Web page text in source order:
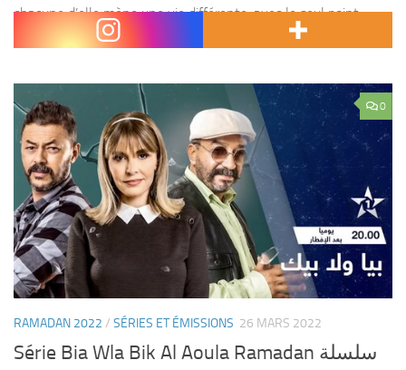
chacune d’elle mène une vie différente, avec le seul point
commun qui est de faire...
0
RAMADAN 2022 / SÉRIES ET ÉMISSIONS 26 MARS 2022
Série Bia Wla Bik Al Aoula Ramadan سلسلة